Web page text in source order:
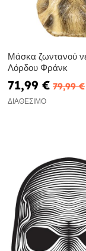
Μάσκα ζωντανού
Λόρδου Φράνκ
71,99 € 79,99 €
ΔΙΑΘΈΣΙΜΟ